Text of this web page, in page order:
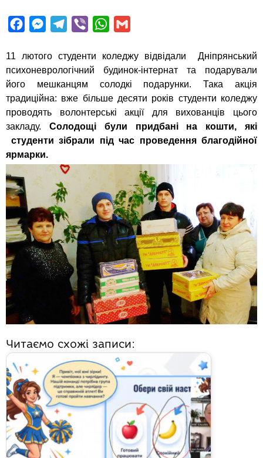
c
e
b
o
o
k
M
s
s
e
g
e
r
l
e
g
a
m
b
e
W
a
t
s
p
p
a
i
l
11 лютого студенти коледжу відвідали Дніпрянський
психоневрологічний будинок-інтернат та подарували
його мешканцям солодкі подарунки. Така акція
традиційна: вже більше десяти років студенти коледжу
проводять волонтерські акції для вихованців цього
закладу. Солодощі були придбані на кошти, які
студенти зібрали під час проведення благодійної
ярмарки.
Читаємо схожі записи: